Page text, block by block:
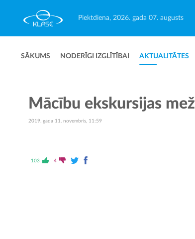
Piektdiena, 2026. gada 07. augusts
SĀKUMS NODERĪGI IZGLĪTĪBAI AKTUALITĀTES
Mācību ekskursijas
2019. gada 11. novembris, 11:59
103 4